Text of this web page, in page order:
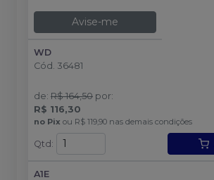
Avise-me
WD
Cód. 36481
de: R$ 164,50 por:
R$ 116,30
no Pix ou R$ 119,90 nas demais condições
Qtd:
A1E